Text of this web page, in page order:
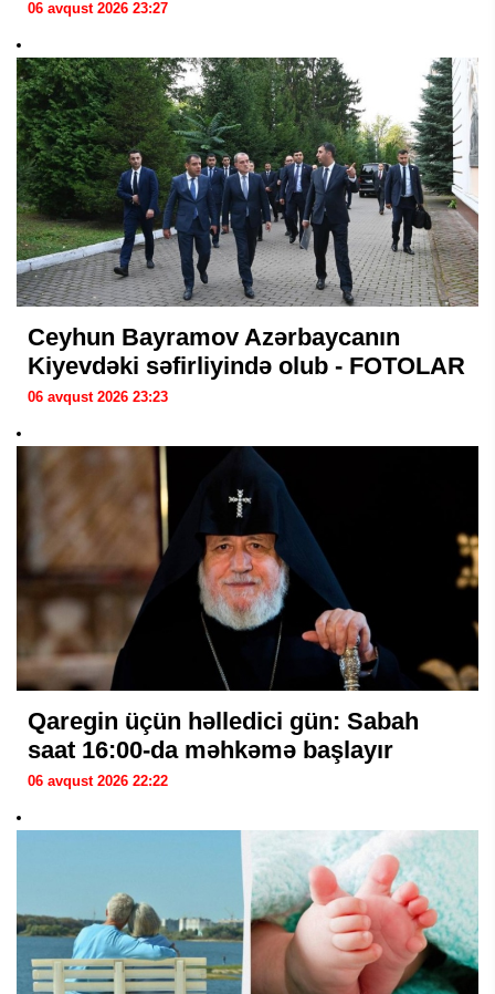
06 avqust 2026 23:27
Ceyhun Bayramov Azərbaycanın
Kiyevdəki səfirliyində olub - FOTOLAR
06 avqust 2026 23:23
Qaregin üçün həlledici gün: Sabah
saat 16:00-da məhkəmə başlayır
06 avqust 2026 22:22